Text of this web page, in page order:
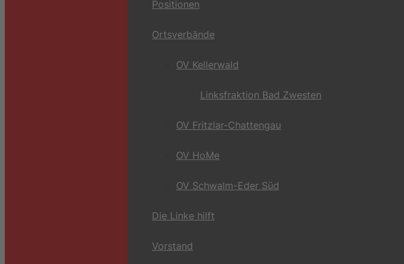
Positionen
Ortsverbände
OV Kellerwald
Linksfraktion Bad Zwesten
OV Fritzlar-Chattengau
OV HoMe
OV Schwalm-Eder Süd
Die Linke hilft
Vorstand